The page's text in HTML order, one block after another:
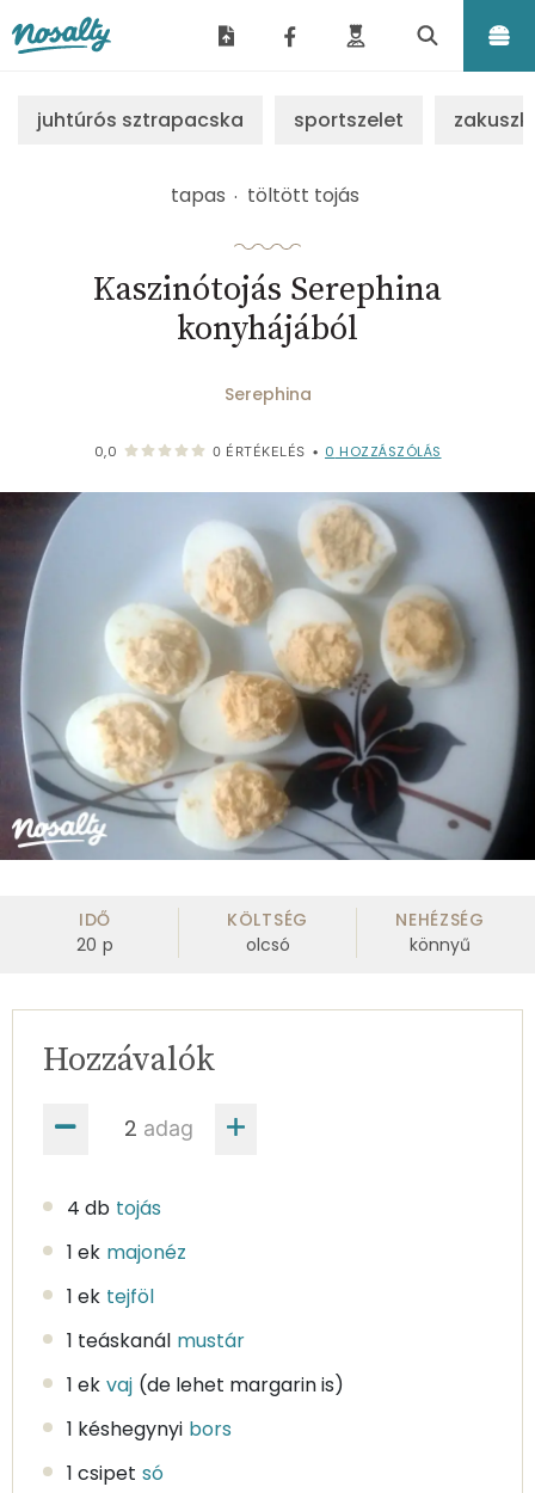
juhtúrós sztrapacska sportszelet
tapas töltött tojás
Kaszinótojás Serephina
konyhájából
Serephina
0,0 0 ÉRTÉKELÉS • 0 HOZZÁSZÓLÁS
IDŐ
20 p
KÖLTSÉG
olcsó
NEHÉZSÉG
könnyű
adag
Hozzávalók
4 db tojás
1 ek majonéz
1 ek tejföl
1 teáskanál mustár
1 ek vaj (de lehet margarin is)
1 késhegynyi bors
1 csipet só